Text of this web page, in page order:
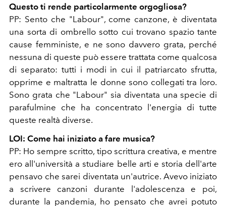
Questo ti rende particolarmente orgogliosa?
PP: Sento che "Labour", come canzone, è diventata
una sorta di ombrello sotto cui trovano spazio tante
cause femministe, e ne sono davvero grata, perché
nessuna di queste può essere trattata come qualcosa
di separato: tutti i modi in cui il patriarcato sfrutta,
opprime e maltratta le donne sono collegati tra loro.
Sono grata che "Labour" sia diventata una specie di
parafulmine che ha concentrato l'energia di tutte
queste realtà diverse.
LOI: Come hai iniziato a fare musica?
PP: Ho sempre scritto, tipo scrittura creativa, e mentre
ero all'università a studiare belle arti e storia dell'arte
pensavo che sarei diventata un'autrice. Avevo iniziato
a scrivere canzoni durante l'adolescenza e poi,
durante la pandemia, ho pensato che avrei potuto